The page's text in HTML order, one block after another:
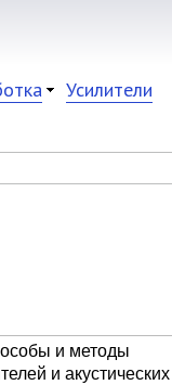
Усилители
и методы
и акустических